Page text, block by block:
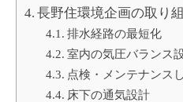
長野住環境企画の取り
排水経路の最短化
室内の気圧バランス
点検・メンテナンス
床下の通気設計